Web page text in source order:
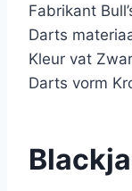
Fabrikant
Darts
Kleur vat
Darts vorm